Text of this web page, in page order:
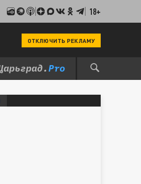
18+
ОТКЛЮЧИТЬ РЕКЛАМУ